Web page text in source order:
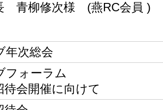
青柳修次様 (燕RC会員 )
年次総会
フォーラム
待会開催に向けて